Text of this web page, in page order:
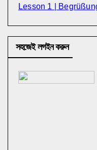
Lesson 1 |
সহজেই লগইন করুন